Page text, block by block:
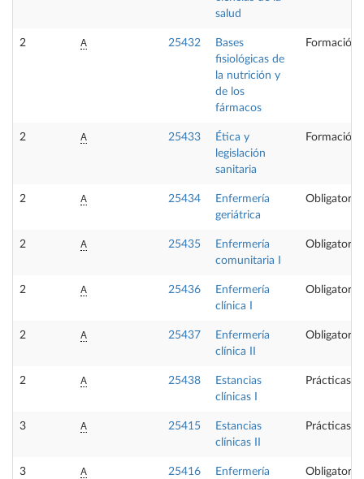
salud
2 A 25432
Bases
fisiológicas de
la nutrición y
de los
fármacos
Formación
2 A 25433
Ética y
legislación
sanitaria
Formación
2 A 25434
Enfermería
geriátrica
Obligatoria
2 A 25435
Enfermería
comunitaria I
Obligatoria
2 A 25436
Enfermería
clínica I
Obligatoria
2 A 25437
Enfermería
clínica II
Obligatoria
2 A 25438
Estancias
clínicas I
Prácticas
3 A 25415
Estancias
clínicas II
Prácticas
3 A 25416
Enfermería
Obligatoria